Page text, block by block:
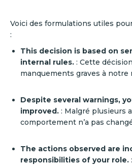
Voici des formulations utiles
:
This decision is based on
internal rules. : Cette
manquements graves à
Despite several warnings,
improved. : Malgré plusieurs
comportement n’a pas
The actions observed are
responsibilities of your role.